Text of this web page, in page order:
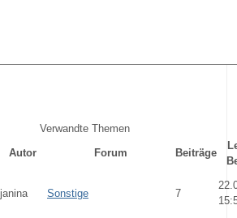
Verwandte Themen
Autor Forum Beiträge
janina Sonstige 7